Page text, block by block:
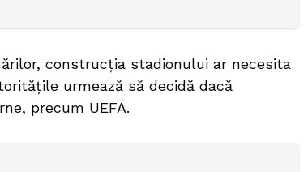
construcția stadionului ar necesita
urmează să decidă dacă
precum UEFA.